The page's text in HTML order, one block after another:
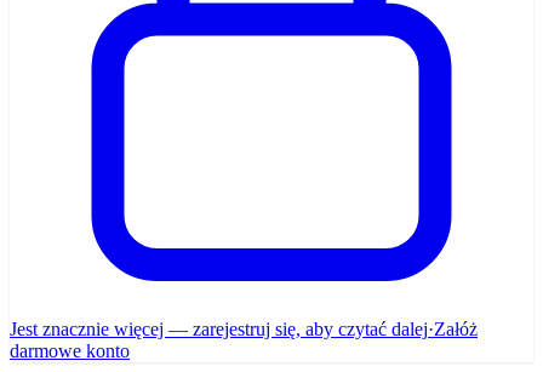
Jest znacznie więcej — zarejestruj się, aby czytać dalej·Załóż
darmowe konto